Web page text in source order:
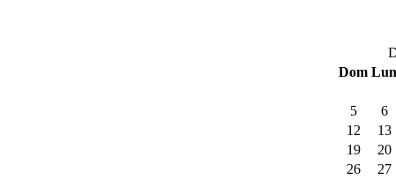
Dom Lun
5
6
12
13
19
20
26
27